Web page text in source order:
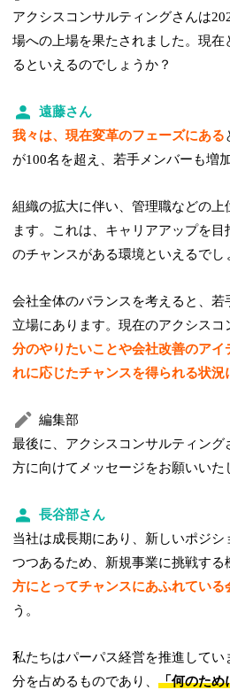
アクシスコンサルティングさんは
場への上場を果たされました。現在
るといえるのでしょうか？
遠藤さん
我々は、現在変革のフェーズにある
が100名を超え、若手メンバーも増
組織の拡大に伴い、管理職などの上
ます。これは、キャリアアップを目
のチャンスがある環境といえるでし
会社全体のバランスを考えると、若
立場にあります。現在のアクシスコ
分のやりたいことや会社改善のア
れに応じたチャンスを得られる状況
編集部
最後に、アクシスコンサルティング
方に向けてメッセージをお願いいた
長谷部さん
当社は成長期にあり、新しいポジ
つつあるため、新規事業に挑戦する
方にとってチャンスにあふれている
う。
私たちはパーパス経営を推進してい
分を占めるものであり、「何のため